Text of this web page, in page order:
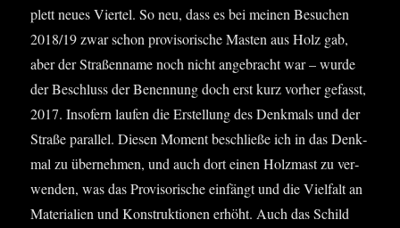
plett neu­es Vier­tel. So neu, dass es bei mei­nen Besu­chen
2018/19 zwar schon pro­vi­so­ri­sche Mas­ten aus Holz gab,
aber der Stra­ßen­na­me noch nicht ange­bracht war – wur­de
der Beschluss der Benen­nung doch erst kurz vor­her gefasst,
2017. Inso­fern lau­fen die Erstel­lung des Denk­mals und der
Stra­ße par­al­lel. Die­sen Moment beschlie­ße ich in das Denk­
mal zu über­neh­men, und auch dort einen Holz­mast zu ver­
wen­den, was das Pro­vi­so­ri­sche ein­fängt und die Viel­falt an
Mate­ria­li­en und Kon­struk­tio­nen erhöht. Auch das Schild